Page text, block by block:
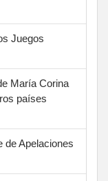
Juegos
María Corina
países
de Apelaciones